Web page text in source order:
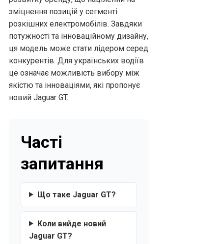
зміцнення позицій у сегменті
розкішних електромобілів. Завдяки
потужності та інноваційному дизайну,
ця модель може стати лідером серед
конкурентів. Для українських водіїв
це означає можливість вибору між
якістю та інноваціями, які пропонує
новий Jaguar GT.
Часті
запитання
Що таке Jaguar GT?
Коли вийде новий
Jaguar GT?